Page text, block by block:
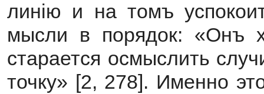
линію и на томъ
мысли в порядок: «Онъ
старается осмыслить
точку» [2, 278]. Именно